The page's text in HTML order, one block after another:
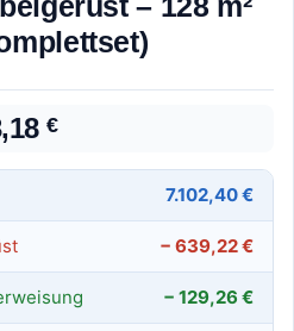
€
7.102,40 €
− 639,22 €
− 129,26 €